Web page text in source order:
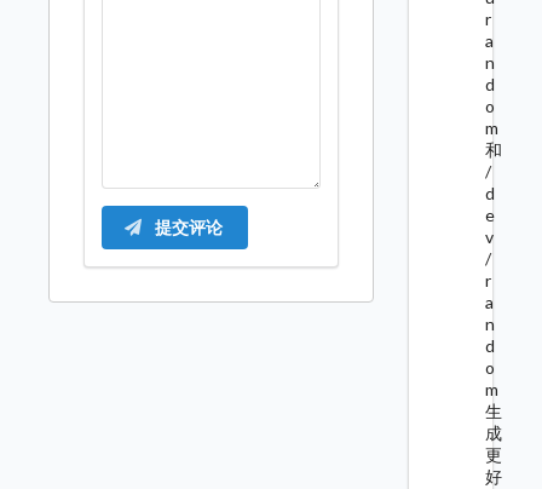
提交评论
r
a
n
d
o
m
和
/
d
e
v
/
r
a
n
d
o
m
生
成
更
好